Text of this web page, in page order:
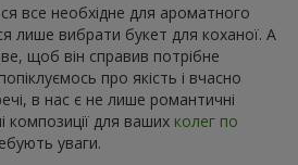
все необхідне для ароматного
лише вибрати букет для коханої. А
щоб він справив потрібне
про якість і вчасно
в нас є не лише романтичні
композиції для ваших колег по
уваги.